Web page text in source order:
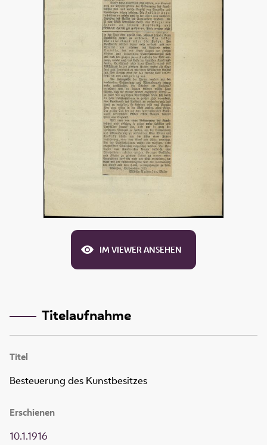
IM VIEWER ANSEHEN
Titelaufnahme
Titel
Besteuerung des Kunstbesitzes
Erschienen
10.1.1916